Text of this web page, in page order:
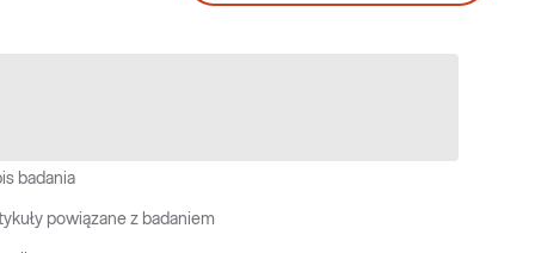
badania
powiązane z badaniem